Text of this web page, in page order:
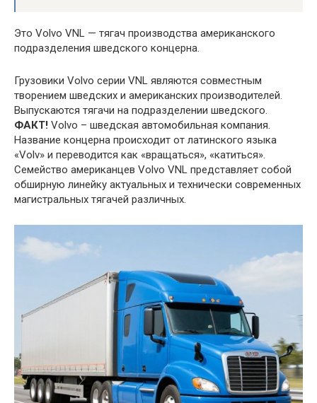
Это Volvo VNL — тягач производства американского
подразделения шведского концерна.
Грузовики Volvo серии VNL являются совместным
творением шведских и американских производителей.
Выпускаются тягачи на подразделении шведского.
ФАКТ! Volvo – шведская автомобильная компания.
Название концерна происходит от латинского языка
«Volv» и переводится как «вращаться», «катиться».
Семейство американцев Volvo VNL представляет собой
обширную линейку актуальных и технически современных
магистральных тягачей различных.